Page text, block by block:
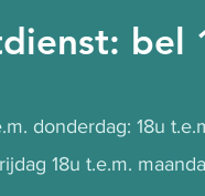
bel
donderdag: 18u
18u t.e.m.